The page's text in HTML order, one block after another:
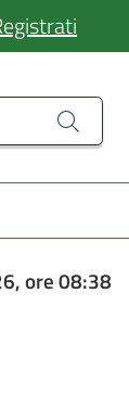
ore 08:38